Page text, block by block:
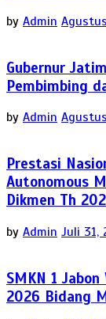
by Admin
Gubernur
Pembimbing
by Admin
Prestasi
Autonomous
Dikmen Th
by Admin Juli 31,
SMKN 1
2026 Bidang